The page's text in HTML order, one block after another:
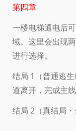
第四章
一楼电梯通电后
域。这里会出现
进行选择。
结局 1（普通逃
道离开，完成主
结局 2（真结局